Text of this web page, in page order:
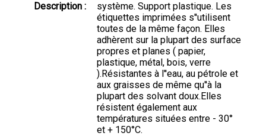
Description :
système. Support plastique. Les
étiquettes imprimées s''utilisent
toutes de la même façon. Elles
adhèrent sur la plupart des surface
propres et planes ( papier,
plastique, métal, bois, verre
).Résistantes à l''eau, au pétrole et
aux graisses de même qu''à la
plupart des solvant doux.Elles
résistent également aux
températures situées entre - 30°
et + 150°C.